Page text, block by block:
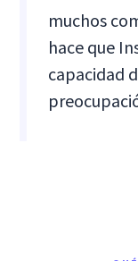
muchos
hace que
capacidad